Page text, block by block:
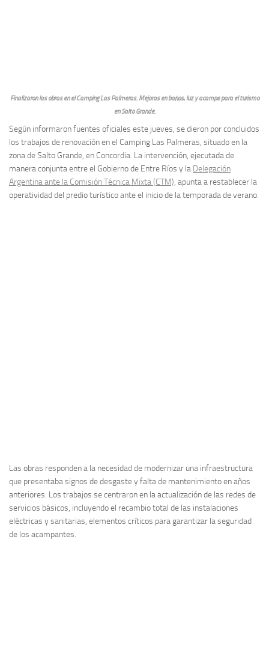
Finalizaron las obras en el Camping Las Palmeras. Mejoras en baños, luz y acampe para el turismo
en Salto Grande.
Según informaron fuentes oficiales este jueves, se dieron por concluidos
los trabajos de renovación en el Camping Las Palmeras, situado en la
zona de Salto Grande, en Concordia. La intervención, ejecutada de
manera conjunta entre el Gobierno de Entre Ríos y la Delegación
Argentina ante la Comisión Técnica Mixta (CTM), apunta a restablecer la
operatividad del predio turístico ante el inicio de la temporada de verano.
Las obras responden a la necesidad de modernizar una infraestructura
que presentaba signos de desgaste y falta de mantenimiento en años
anteriores. Los trabajos se centraron en la actualización de las redes de
servicios básicos, incluyendo el recambio total de las instalaciones
eléctricas y sanitarias, elementos críticos para garantizar la seguridad
de los acampantes.